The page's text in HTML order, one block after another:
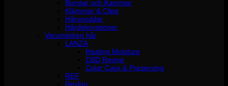
Borstar och Kammar
Klämmor & Clips
Hårsnoddar
Hårdekorationer
Varumärken hår
LANZA
Healing Moisture
CBD Revive
Color Care & Preserving
REF
Revlon